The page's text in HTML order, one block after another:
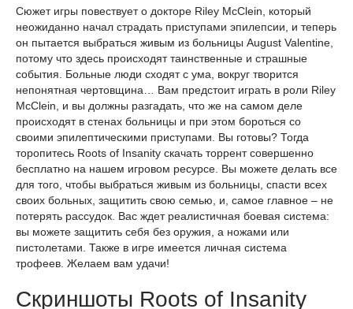
Сюжет игры повествует о докторе Riley McClein, который
неожиданно начал страдать приступами эпилепсии, и теперь
он пытается выбраться живым из больницы August Valentine,
потому что здесь происходят таинственные и страшные
события. Больные люди сходят с ума, вокруг творится
непонятная чертовщина… Вам предстоит играть в роли Riley
McClein, и вы должны разгадать, что же на самом деле
происходят в стенах больницы и при этом бороться со
своими эпилептическими приступами. Вы готовы? Тогда
торопитесь Roots of Insanity скачать торрент совершенно
бесплатно на нашем игровом ресурсе. Вы можете делать все
для того, чтобы выбраться живым из больницы, спасти всех
своих больных, защитить свою семью, и, самое главное – не
потерять рассудок. Вас ждет реалистичная боевая система:
вы можете защитить себя без оружия, а ножами или
пистолетами. Также в игре имеется личная система
трофеев. Желаем вам удачи!
Скриншоты Roots of Insanity